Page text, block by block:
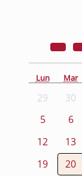
Lun Mar
29 30
5
6
12
13
19
20